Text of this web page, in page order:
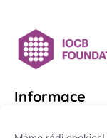
Informace